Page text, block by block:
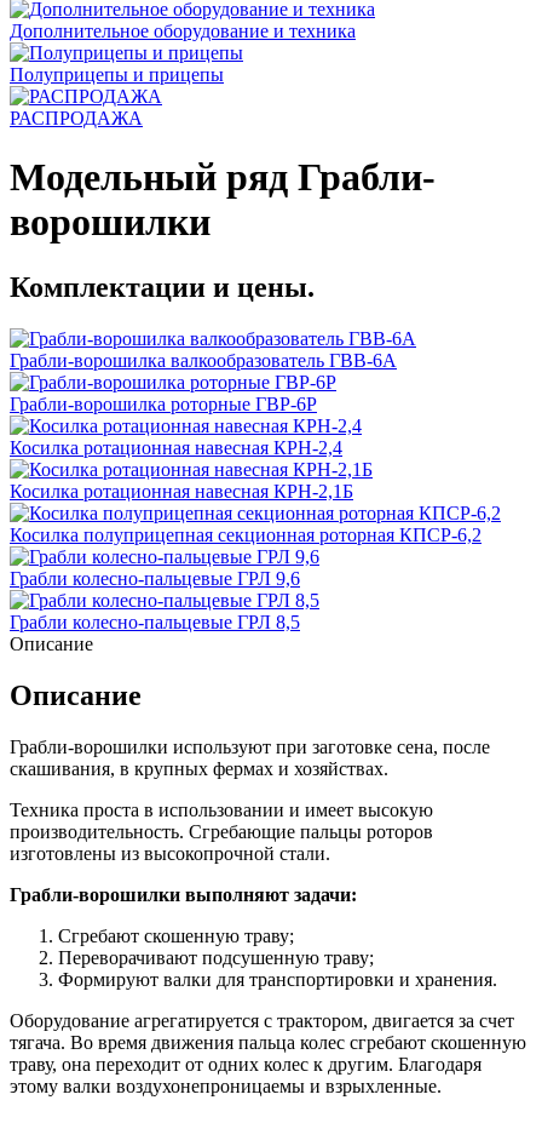
Дополнительное оборудование и техника
Полуприцепы и прицепы
РАСПРОДАЖА
Модельный ряд Грабли-
ворошилки
Комплектации и цены.
Грабли-ворошилка валкообразователь ГВВ-6А
Грабли-ворошилка роторные ГВР-6Р
Косилка ротационная навесная КРН-2,4
Косилка ротационная навесная КРН-2,1Б
Косилка полуприцепная секционная роторная КПСР-6,2
Грабли колесно-пальцевые ГРЛ 9,6
Грабли колесно-пальцевые ГРЛ 8,5
Описание
Описание
Грабли-ворошилки используют при заготовке сена, после
скашивания, в крупных фермах и хозяйствах.
Техника проста в использовании и имеет высокую
производительность. Сгребающие пальцы роторов
изготовлены из высокопрочной стали.
Грабли-ворошилки выполняют задачи:
Сгребают скошенную траву;
Переворачивают подсушенную траву;
Формируют валки для транспортировки и хранения.
Оборудование агрегатируется с трактором, двигается за счет
тягача. Во время движения пальца колес сгребают скошенную
траву, она переходит от одних колес к другим. Благодаря
этому валки воздухонепроницаемы и взрыхленные.